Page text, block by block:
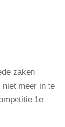
zaken
niet meer in te
1e